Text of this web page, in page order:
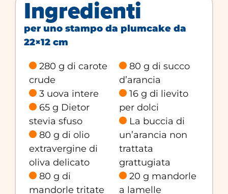
Ingredienti
per uno stampo da plumcake da
22×12 cm
280 g di carote
crude
3 uova intere
65 g Dietor
stevia sfuso
80 g di olio
extravergine di
oliva delicato
80 g di
mandorle tritate
80 g di succo
d’arancia
16 g di lievito
per dolci
La buccia di
un’arancia non
trattata
grattugiata
20 g mandorle
a lamelle